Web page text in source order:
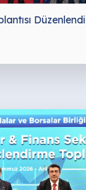
Düzenlendi